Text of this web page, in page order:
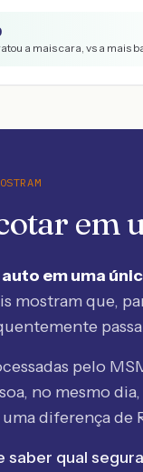
a mais cara, vs a mais
em
em uma
mostram que,
pelo
no mesmo
diferença de
saber qual